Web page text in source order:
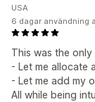
This was the
- Let me allocate
- Let me add my
All while being
USA
6 dagar användning